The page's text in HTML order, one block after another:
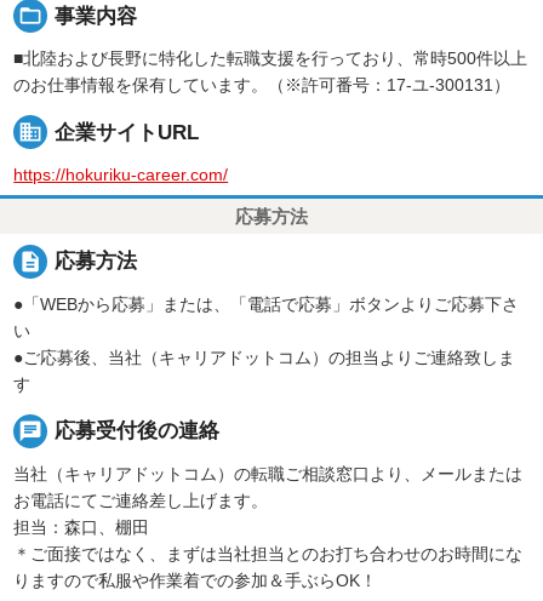
folder_open 事業内容
■北陸および長野に特化した転職支援を行っており、常時500件以上
のお仕事情報を保有しています。（※許可番号：17-ユ-300131）
business 企業サイトURL
https://hokuriku-career.com/
応募方法
description 応募方法
●「WEBから応募」または、「電話で応募」ボタンよりご応募下さ
い
●ご応募後、当社（キャリアドットコム）の担当よりご連絡致しま
す
chat 応募受付後の連絡
当社（キャリアドットコム）の転職ご相談窓口より、メールまたは
お電話にてご連絡差し上げます。
担当：森口、棚田
＊ご面接ではなく、まずは当社担当とのお打ち合わせのお時間にな
りますので私服や作業着での参加＆手ぶらOK！